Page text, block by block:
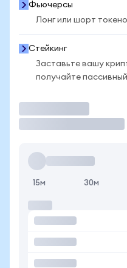
Фьючерсы
Лонг или шорт
Стейкинг
Заставьте вашу
получайте
15м 30м